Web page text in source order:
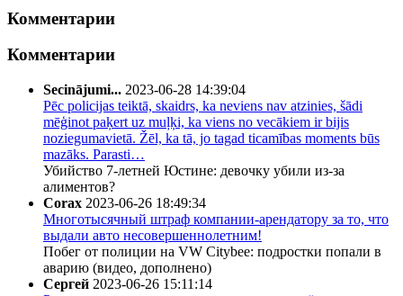
Комментарии
Комментарии
Secinājumi... 2023-06-28 14:39:04
Pēc policijas teiktā, skaidrs, ka neviens nav atzinies, šādi
mēģinot paķert uz muļķi, ka viens no vecākiem ir bijis
noziegumavietā. Žēl, ka tā, jo tagad ticamības moments būs
mazāks. Parasti…
Убийство 7-летней Юстине: девочку убили из-за
алиментов?
Corax 2023-06-26 18:49:34
Многотысячный штраф компании-арендатору за то, что
выдали авто несовершеннолетним!
Побег от полиции на VW Citybee: подростки попали в
аварию (видео, дополнено)
Сергей 2023-06-26 15:11:14